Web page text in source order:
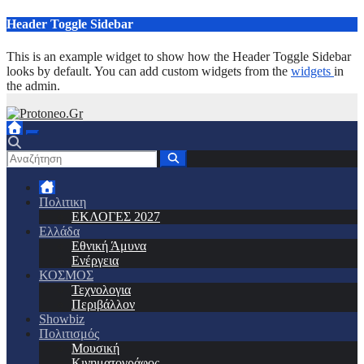
Μετάβαση
περιεχόμενο
Header Toggle Sidebar
This is an example widget to show how the Header Toggle Sidebar
looks by default. You can add custom widgets from the widgets in
the admin.
Πολιτικη
ΕΚΛΟΓΕΣ 2027
Ελλάδα
Εθνική Άμυνα
Ενέργεια
ΚΟΣΜΟΣ
Τεχνολογια
Περιβάλλον
Showbiz
Πολιτισμός
Μουσική